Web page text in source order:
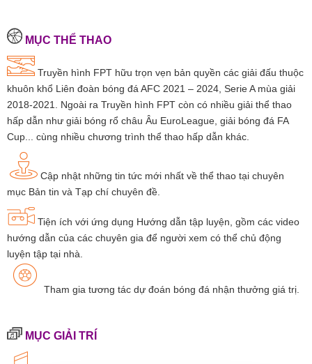
MỤC THỂ THAO
Truyền hình FPT hữu trọn vẹn bản quyền các giải đấu thuộc
khuôn khổ Liên đoàn bóng đá AFC 2021 – 2024, Serie A mùa giải
2018-2021. Ngoài ra Truyền hình FPT còn có nhiều giải thể thao
hấp dẫn như giải bóng rổ châu Âu EuroLeague, giải bóng đá FA
Cup... cùng nhiều chương trình thể thao hấp dẫn khác.
Cập nhật những tin tức mới nhất về thể thao tại chuyên
mục Bản tin và Tạp chí chuyên đề.
Tiện ích với ứng dụng Hướng dẫn tập luyện, gồm các video
hướng dẫn của các chuyên gia để người xem có thể chủ động
luyện tập tại nhà.
Tham gia tương tác dự đoán bóng đá nhận thưởng giá trị.
MỤC GIẢI TRÍ